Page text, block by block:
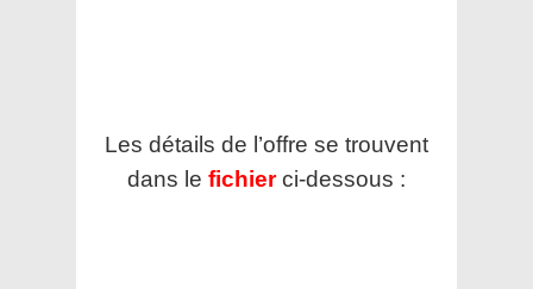
Les détails de l’offre se trouvent
dans le fichier ci-dessous :